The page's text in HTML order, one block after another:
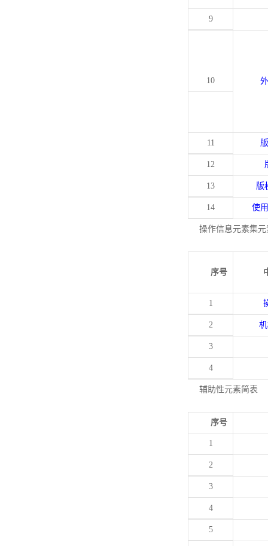
9
10
11
12
13 版
14 使
操作信息元素集
序号
1
2
3
4
辅助性元素简表
序号
1
2
3
4
5